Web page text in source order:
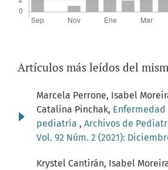
Artículos más leídos del
Marcela Perrone, Isabel
Catalina Pinchak,
pediatría , Archivos de
Vol. 92 Núm. 2 (2021):
Krystel Cantirán, Isabel